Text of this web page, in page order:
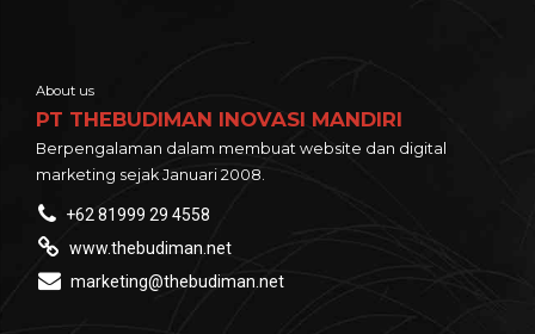
About us
PT THEBUDIMAN INOVASI MANDIRI
Berpengalaman dalam membuat website dan digital
marketing sejak Januari 2008.
+62 81999 29 4558
www.thebudiman.net
marketing@thebudiman.net